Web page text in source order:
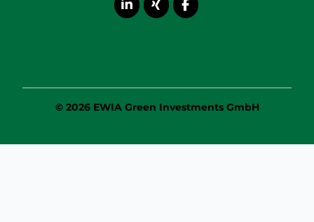
© 2026 EWIA Green Investments GmbH